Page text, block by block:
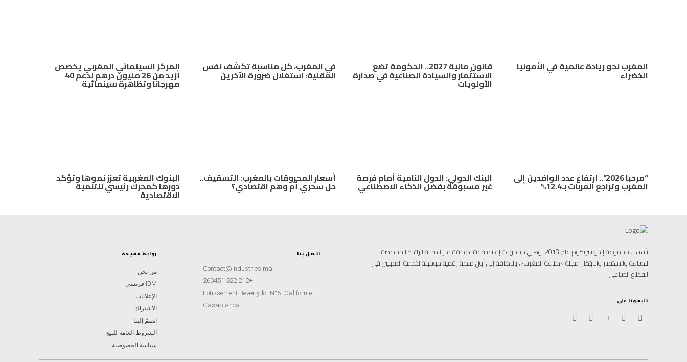
المغرب نحو ريادة عالمية في الأمونيا
الخضراء
قانون مالية 2027.. الحكومة تضع
الاستثمار والسيادة الصناعية في صدارة
الأولويات
في المغرب، كل مناسبة تكشف نفس
العقلية: استغلال ضرورة الآخرين
المركز السينمائي المغربي يخصص
أزيد من 26 مليون درهم لدعم 40
مهرجانا وتظاهرة سينمائية
“مرحبا 2026”.. ارتفاع عدد الوافدين إلى
المغرب وتراجع العربات بـ12.4%
البنك الدولي: الدول النامية أمام فرصة
غير مسبوقة بفضل الذكاء الاصطناعي
أسعار المحروقات بالمغرب: التسقيف..
حل سحري أم وهم اقتصادي؟
البنوك المغربية تعزز نموها وتؤكد
دورها كمحرك رئيسي للتنمية
الاقتصادية
روابط مفيدة
من نحن
IDM فرنسي
الإعلانات
الاشتراك
انضمّ إلينا
الشروط العامة للبيع
سياسة الخصوصية
اتصل بنا
Contact@industries.ma
+212 522 260451
Lotissement Beverly-lot N°6- Californie -
Casablanca
تأسست مجموعة إندوستريكوم عام 2013، وهي مجموعة إعلامية متخصصة تصدر المجلة الرائدة المخصصة
للصناعة والاستثمار والابتكار: مجلة «صناعة المغرب»، بالإضافة إلى أول منصة رقمية موجهة لخدمة المهنيين في
القطاع الصناعي.
تابعونا على